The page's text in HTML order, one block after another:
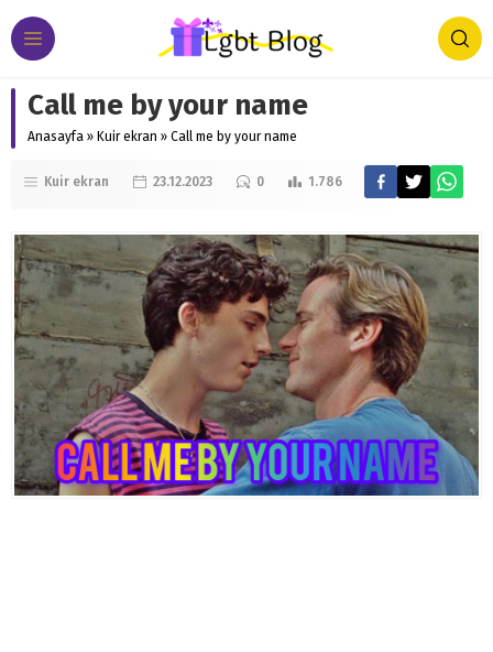
Call me by your name
Anasayfa » Kuir ekran » Call me by your name
Kuir ekran 23.12.2023 0 1.786